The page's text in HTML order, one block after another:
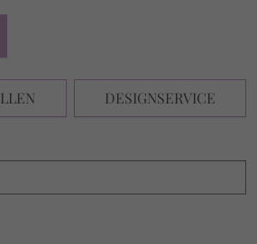
DESIGNSERVICE